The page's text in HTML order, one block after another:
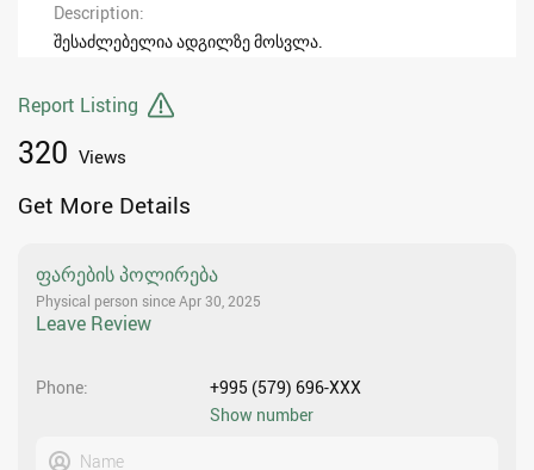
Description
შესაძლებელია ადგილზე მოსვლა.
Report Listing
320 Views
Get More Details
ფარების პოლირება
Physical person since Apr 30, 2025
Leave Review
Phone
+995 (579) 696-XXX
Show number